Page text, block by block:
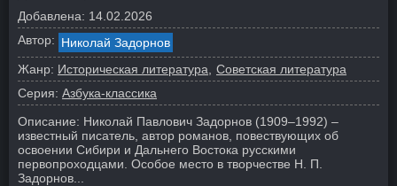
Добавлена: 14.02.2026
Автор: Николай Задорнов
Жанр: Историческая литература
Советская литература
Серия: Азбука-классика
Описание: Николай Павлович Задорнов (1909–1992) –
известный писатель, автор романов, повествующих об
освоении Сибири и Дальнего Востока русскими
первопроходцами. Особое место в творчестве Н. П.
Задорнов...